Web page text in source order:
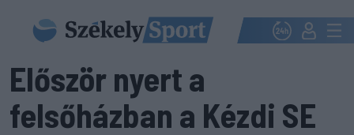
Először nyert a
felsőházban a Kézdi SE